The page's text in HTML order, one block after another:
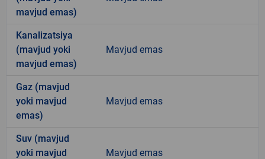
mavjud emas)
Kanalizatsiya
(mavjud yoki
mavjud emas)
Mavjud emas
Gaz (mavjud
yoki mavjud
emas)
Mavjud emas
Suv (mavjud
yoki mavjud
Mavjud emas